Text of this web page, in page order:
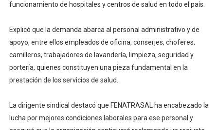
funcionamiento de hospitales y centros de salud en todo el país.
Explicó que la demanda abarca al personal administrativo y de
apoyo, entre ellos empleados de oficina, conserjes, choferes,
camilleros, trabajadores de lavandería, limpieza, seguridad y
portería, quienes constituyen una pieza fundamental en la
prestación de los servicios de salud.
La dirigente sindical destacó que FENATRASAL ha encabezado la
lucha por mejores condiciones laborales para ese personal y